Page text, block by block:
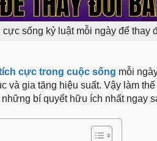
cực sống kỷ luật mỗi ngày để thay
cực trong cuộc sống mỗi
và gia tăng hiệu suất. Vậy làm
bí quyết hữu ích nhất ngay